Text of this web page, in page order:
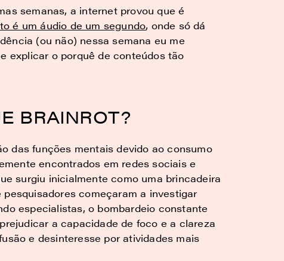
semanas, a internet provou que é
é um áudio de um segundo, onde só dá
(ou não) nessa semana eu me
explicar o porquê de conteúdos tão
BRAINROT?
das funções mentais devido ao consumo
encontrados em redes sociais e
surgiu inicialmente como uma brincadeira
começaram a investigar
especialistas, o bombardeio constante
a capacidade de foco e a clareza
e desinteresse por atividades mais